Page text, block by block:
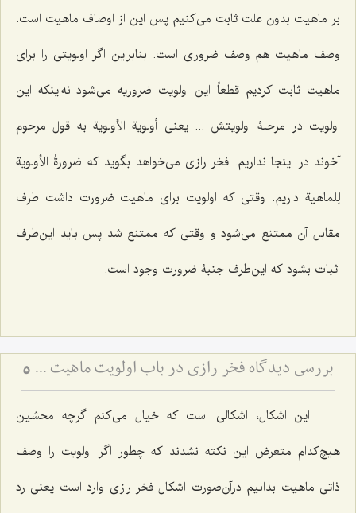
بر ماهیت بدون علت ثابت می‌کنیم پس این از اوصاف ماهیت است.
وصف ماهیت هم وصف ضروری است. بنابراین اگر اولویتی را برای
ماهیت ثابت کردیم قطعاً این اولویت ضروریه می‌شود نه‌اینکه این
اولویت در مرحلۀ اولویتش ... یعنی أولویة الأولویة به قول مرحوم
آخوند در اینجا نداریم. فخر رازی می‌خواهد بگوید که ضرورةُ الأولویة
لِلماهیة داریم. وقتی که اولویت برای ماهیت ضرورت داشت طرف
مقابل آن ممتنع می‌شود و وقتی که ممتنع شد پس باید این‌طرف
اثبات بشود که این‌طرف جنبۀ ضرورت وجود است.
بررسی دیدگاه فخر رازی در باب اولویت ماهیت - تحلیل نسبت میان اولویت وجود و امتناع عدم در فلسفه 5
این اشکال، اشکالی است که خیال می‌کنم گرچه محشین
هیچ‌کدام متعرض این نکته نشدند که چطور اگر اولویت را وصف
ذاتی ماهیت بدانیم درآن‌صورت اشکال فخر رازی وارد است یعنی رد